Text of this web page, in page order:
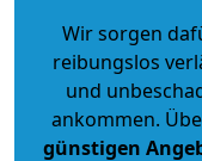
Wir sorgen
reibungslos
und
ankommen.
günstigen